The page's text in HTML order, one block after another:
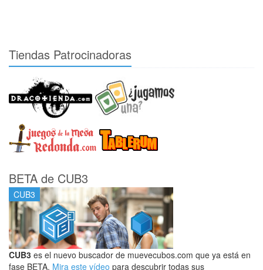
Tiendas Patrocinadoras
BETA de CUB3
CUB3
CUB3 es el nuevo buscador de muevecubos.com que ya está en
fase BETA. Mira este vídeo para descubrir todas sus